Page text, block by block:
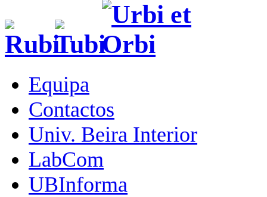
Equipa
Contactos
Univ. Beira Interior
LabCom
UBInforma